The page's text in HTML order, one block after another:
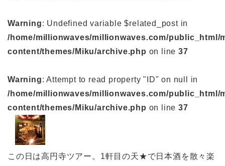
Warning: Undefined variable $related_post in
/home/millionwaves/millionwaves.com/public_html/
content/themes/Miku/archive.php on line37
Warning: Attempt to read property "ID" on null in
/home/millionwaves/millionwaves.com/public_html/
content/themes/Miku/archive.php on line37
この日は高円寺ツアー。1軒目の天★で日本酒を散々楽